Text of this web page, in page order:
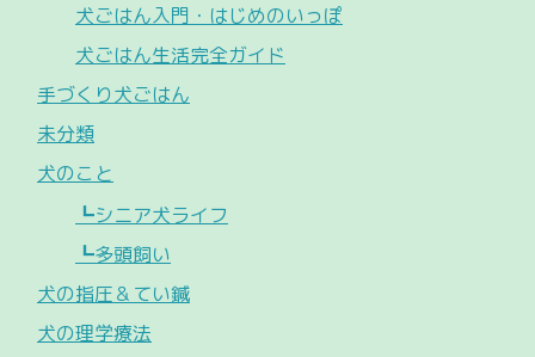
犬ごはん入門・はじめのいっぽ
犬ごはん生活完全ガイド
手づくり犬ごはん
未分類
犬のこと
┗シニア犬ライフ
┗多頭飼い
犬の指圧＆てい鍼
犬の理学療法